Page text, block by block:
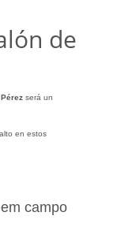
de
será un
en estos
campo